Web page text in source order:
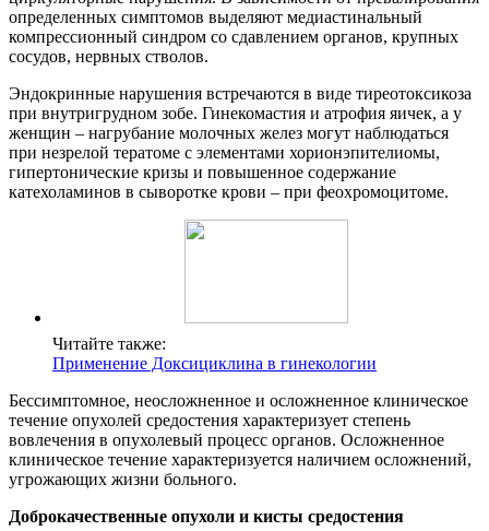
определенных симптомов выделяют медиастинальный
компрессионный синдром со сдавлением органов, крупных
сосудов, нервных стволов.
Эндокринные нарушения встречаются в виде тиреотоксикоза
при внутригрудном зобе. Гинекомастия и атрофия яичек, а у
женщин – нагрубание молочных желез могут наблюдаться
при незрелой тератоме с элементами хорионэпителиомы,
гипертонические кризы и повышенное содержание
катехоламинов в сыворотке крови – при феохромоцитоме.
Читайте также:
Применение Доксициклина в гинекологии
Бессимптомное, неосложненное и осложненное клиническое
течение опухолей средостения характеризует степень
вовлечения в опухолевый процесс органов. Осложненное
клиническое течение характеризуется наличием осложнений,
угрожающих жизни больного.
Доброкачественные опухоли и кисты средостения